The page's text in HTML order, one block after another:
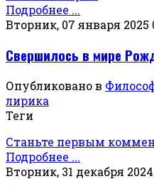
Подробнее ...
Вторник, 07 января 2025
Свершилось в мире
Опубликовано в
лирика
Теги
Станьте первым
Подробнее ...
Вторник, 31 декабря 2024